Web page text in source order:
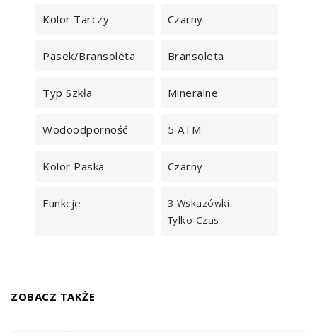
Kolor Tarczy Czarny
Pasek/Bransoleta Bransoleta
Typ Szkła Mineralne
Wodoodporność 5 ATM
Kolor Paska Czarny
Funkcje
3 Wskazówki
Tylko Czas
ZOBACZ TAKŻE